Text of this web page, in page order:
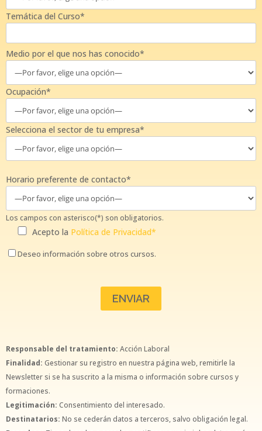
Temática del Curso*
Medio por el que nos has conocido*
Ocupación*
Selecciona el sector de tu empresa*
Horario preferente de contacto*
Los campos con asterisco(*) son obligatorios.
Acepto la Política de Privacidad*
Deseo información sobre otros cursos.
Responsable del tratamiento: Acción Laboral
Finalidad: Gestionar su registro en nuestra página web, remitirle la
Newsletter si se ha suscrito a la misma o información sobre cursos y
formaciones.
Legitimación: Consentimiento del interesado.
Destinatarios: No se cederán datos a terceros, salvo obligación legal.